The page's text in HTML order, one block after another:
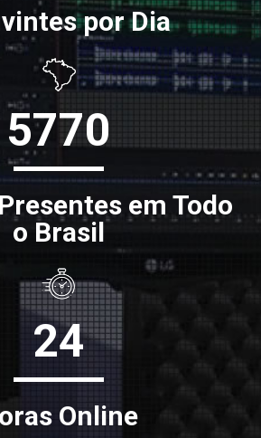
por Dia
5770
em Todo
o Brasil
24
Online